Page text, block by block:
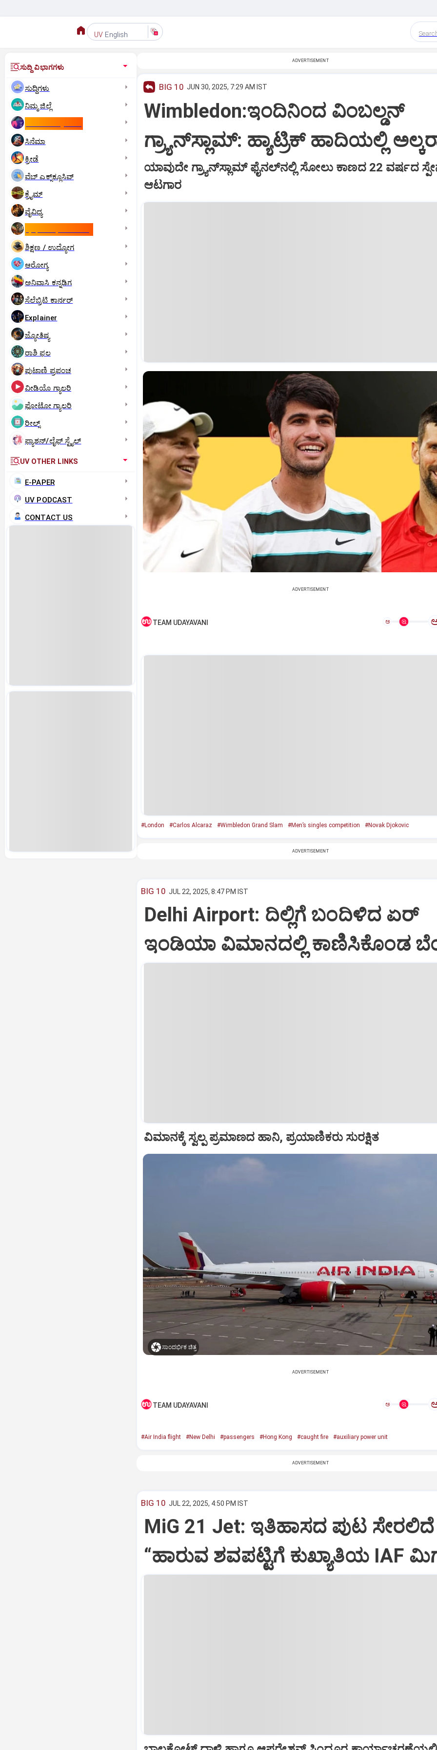
UV English
ಸುದ್ದಿ ವಿಭಾಗಗಳು
ಸುದ್ದಿಗಳು
ನಿಮ್ಮ ಜಿಲ್ಲೆ
ಸಿನೆಮಾ
ಕ್ರೀಡೆ
ವೆಬ್ ಎಕ್ಸ್‌ಕ್ಲೂಸಿವ್
ಕ್ರೈಮ್
ವೈವಿಧ್ಯ
ಶಿಕ್ಷಣ / ಉದ್ಯೋಗ
ಆರೋಗ್ಯ
ಅನಿವಾಸಿ ಕನ್ನಡಿಗ
ಸೆಲೆಬ್ರಿಟಿ ಕಾರ್ನರ್‌
Explainer
ಜ್ಯೋತಿಷ್ಯ
ರಾಶಿ ಫಲ
ಪುಟಾಣಿ ಪ್ರಪಂಚ
ವೀಡಿಯೊ ಗ್ಯಾಲರಿ
ಫೋಟೋ ಗ್ಯಾಲರಿ
ರೀಲ್ಸ್
ಫ್ಯಾಶನ್/ಲೈಫ್‌ ಸ್ಟೈಲ್
UV OTHER LINKS
E-PAPER
UV PODCAST
CONTACT US
ADVERTISEMENT
BIG 10 JUN 30, 2025, 7:29 AM IST
Wimbledon:ಇಂದಿನಿಂದ ವಿಂಬಲ್ಡನ್‌
ಗ್ರ್ಯಾನ್‌ಸ್ಲಾಮ್‌: ಹ್ಯಾಟ್ರಿಕ್‌ ಹಾದಿಯಲ್ಲಿ
ಯಾವುದೇ ಗ್ರ್ಯಾನ್‌ಸ್ಲಾಮ್‌ ಫೈನಲ್‌ನಲ್ಲಿ ಸೋಲು ಕಾಣದ 22 ವರ್ಷದ
ಆಟಗಾರ
ADVERTISEMENT
TEAM UDAYAVANI ಅ
#London #Carlos Alcaraz #Wimbledon Grand Slam #Men’s singles competition #Novak Djokovic
ADVERTISEMENT
BIG 10 JUL 22, 2025, 8:47 PM IST
Delhi Airport: ದಿಲ್ಲಿಗೆ ಬಂದಿಳಿದ ಏರ್‌
ಇಂಡಿಯಾ ವಿಮಾನದಲ್ಲಿ ಕಾಣಿಸಿಕೊಂಡ
ವಿಮಾನಕ್ಕೆ ಸ್ವಲ್ಪ ಪ್ರಮಾಣದ ಹಾನಿ, ಪ್ರಯಾಣಿಕರು ಸುರಕ್ಷಿತ
ಸಾಂದರ್ಭಿಕ ಚಿತ್ರ
ADVERTISEMENT
TEAM UDAYAVANI ಅ
#Air India flight #New Delhi #passengers #Hong Kong #caught fire #auxiliary power unit
ADVERTISEMENT
BIG 10 JUL 22, 2025, 4:50 PM IST
MiG 21 Jet: ಇತಿಹಾಸದ ಪುಟ ಸೇರಲಿದೆ
“ಹಾರುವ ಶವಪಟ್ಟಿಗೆ ಕುಖ್ಯಾತಿಯ IAF